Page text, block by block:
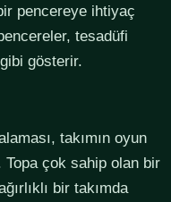
pencereye ihtiyaç
tesadüfi
gösterir.
takımın oyun
çok sahip olan bir
bir takımda